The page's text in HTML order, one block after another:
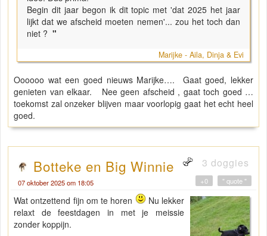
Begin dit jaar begon ik dit topic met 'dat 2025 het jaar
lijkt dat we afscheid moeten nemen'... zou het toch dan
niet ? "
Marijke - Aila, Dinja & Evi
Oooooo wat een goed nieuws Marijke…. Gaat goed, lekker
genieten van elkaar. Nee geen afscheid , gaat toch goed …
toekomst zal onzeker blijven maar voorlopig gaat het echt heel
goed.
Botteke en Big Winnie 3 doggies
07 oktober 2025 om 18:05 " quote "
+0
Wat ontzettend fijn om te horen
Nu lekker
relaxt de feestdagen in met je meissie
zonder koppijn.